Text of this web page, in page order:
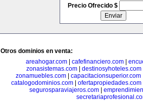
Precio Ofrecido $
Otros dominios en venta:
areahogar.com| cafefinanciero.com|
zonasistemas.com| destinosyhoteles.com
zonamuebles.com| capacitacionsuperior.com
catalogodominios.com| ofertapropiedades.com
segurosparaviajeros.com